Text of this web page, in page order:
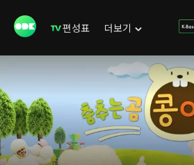
편성표 더보기